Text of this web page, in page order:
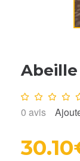
Note : 0/10
0 avis